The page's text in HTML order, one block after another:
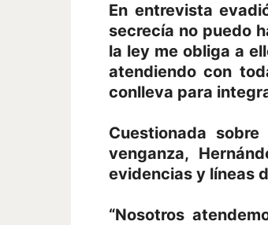
En entrevista
secrecía no puedo
la ley me obliga a
atendiendo con
conlleva para
Cuestionada
venganza,
evidencias y líneas
“Nosotros